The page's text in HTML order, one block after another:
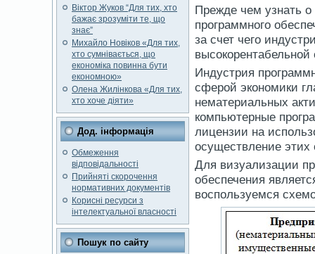
Віктор Жуков “Для тих, хто
бажає зрозуміти те, що
знає”
Михайло Новіков «Для тих,
хто сумнівається, що
економіка повинна бути
економною»
Олена Жилінкова «Для тих,
хто хоче діяти»
Дод. інформація
Обмеження
відповідальності
Прийняті скорочення
нормативних документів
Корисні ресурси з
інтелектуальної власності
Пошук по сайту
Прежде чем узнать о
программного
за счет чего
Индустрия
сферой экономики
нематериальных
компьютерные
лицензии на
осуществление этих
Для визуализации
обеспечения
воспользуемся